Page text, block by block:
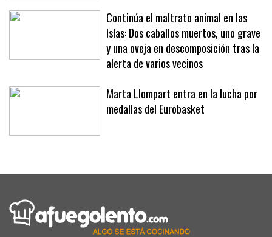
nocturna de Cala Rajada
Continúa el maltrato animal en las
Islas: Dos caballos muertos, uno grave
y una oveja en descomposición tras la
alerta de varios vecinos
Marta Llompart entra en la lucha por